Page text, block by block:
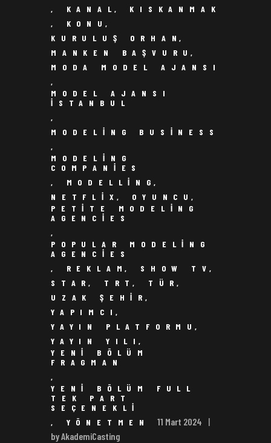
, KANAL, KISKANMAK
, KONU,
KURULUŞ ORHAN,
MANKEN BAŞVURU,
MODA MODEL AJANSI
,
MODEL AJANSI
ISTANBUL
,
MODELING BUSINESS
,
MODELING
COMPANIES
, MODELLING,
NETFLIX, OYUNCU,
PETITE MODELING
AGENCIES
,
POPULAR MODELING
AGENCIES
, REKLAM, SHOW TV,
STAR, TRT, TÜR,
UZAK ŞEHIR,
YAPIMCI,
YAYIN PLATFORMU,
YAYIN YILI,
YENI BÖLÜM
FRAGMAN
,
YENI BÖLÜM FULL
TEK PART
SEÇENEKLI
, YÖNETMEN
11 Mart 2024
by AkademiCasting